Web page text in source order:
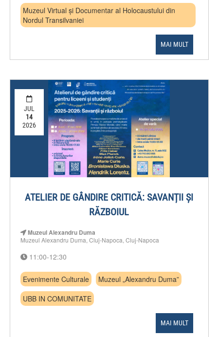
Muzeul Virtual și Documentar al Holocaustului din
Nordul Transilvaniei
MAI MULT
JUL
14
2026
ATELIER DE GÂNDIRE CRITICĂ: SAVANȚII ȘI
RĂZBOIUL
Muzeul Alexandru Duma
Muzeul Alexandru Duma, Cluj-Napoca, Cluj-Napoca
11:00-12:30
Evenimente Culturale
Muzeul „Alexandru Duma”
UBB IN COMUNITATE
MAI MULT